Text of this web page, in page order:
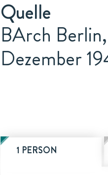
Quelle
BArch
Dezember
1 PERSON